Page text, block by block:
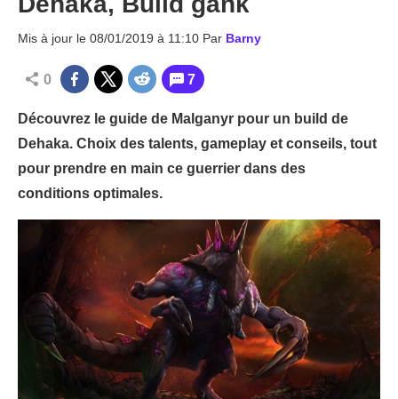
Mis à jour le 08/01/2019 à 11:10 Par Barny
0 7
Découvrez le guide de Malganyr pour un build de
Dehaka. Choix des talents, gameplay et conseils, tout
pour prendre en main ce guerrier dans des
conditions optimales.